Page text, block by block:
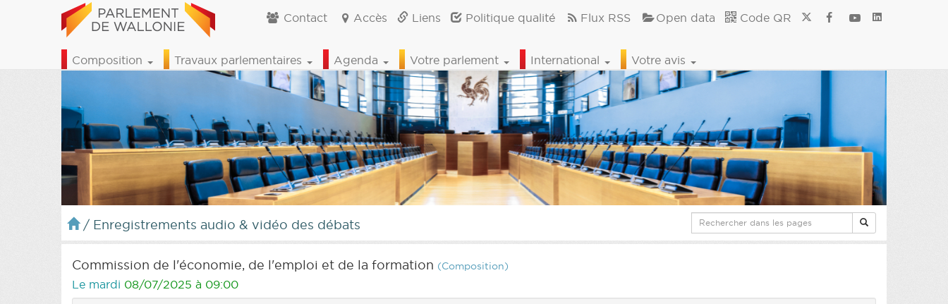
Contact Accès Liens Politique qualité Flux RSS Open data Code QR
Composition Travaux parlementaires Agenda Votre parlement International Votre avis
/ Enregistrements audio & vidéo des débats
Commission de l'économie, de l'emploi et de la formation (Composition)
Le mardi 08/07/2025 à 09:00